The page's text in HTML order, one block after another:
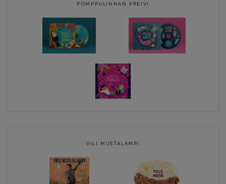
Rumba-Akatemia on kuubalaisen musiikin opetukseen
erikoistunut musiikkikoulu, joka tarjoaa yksityis- ja
ryhmäopetusta …
https://www.vilimustalampi.com/
contact@vilimustalampimusic.com
POMPPULINNAN KREIVI
VILI MUSTALAMPI